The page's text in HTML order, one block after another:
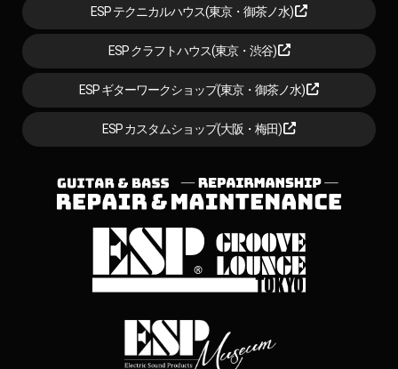
ESP テクニカルハウス(東京・御茶ノ水)
ESP クラフトハウス(東京・渋谷)
ESP ギターワークショップ(東京・御茶ノ水)
ESP カスタムショップ(大阪・梅田)